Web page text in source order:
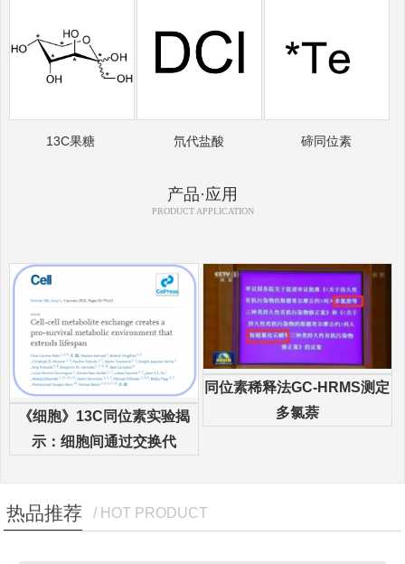
13C果糖 氘代盐酸 碲同位素
产品·应用
PRODUCT APPLICATION
《细胞》13C同位素实验揭
示：细胞间通过交换代
同位素稀释法GC-HRMS测定
多氯萘
热品推荐 / HOT PRODUCT